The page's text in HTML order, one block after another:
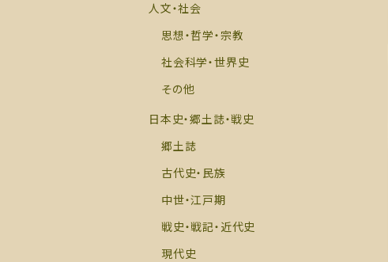
人文・社会
思想・哲学・宗教
社会科学・世界史
その他
日本史・郷土誌・戦史
郷土誌
古代史・民族
中世・江戸期
戦史・戦記・近代史
現代史